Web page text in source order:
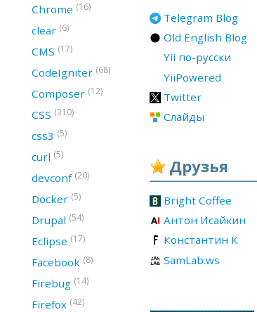
Telegram Blog
Old English Blog
Yii по-русски
YiiPowered
Twitter
Слайды
Друзья
Bright Coffee
Антон Исайкин
Константин К
SamLab.ws
Chrome (16)
clear (6)
CMS (17)
CodeIgniter (68)
Composer (12)
CSS (310)
css3 (5)
curl (5)
devconf (20)
Docker (5)
Drupal (54)
Eclipse (17)
Facebook (8)
Firebug (14)
Firefox (42)